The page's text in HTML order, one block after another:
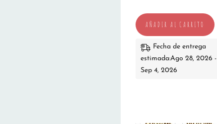
AÑADIR AL CARRITO
Fecha de entrega
estimada:Ago 28, 2026 -
Sep 4, 2026